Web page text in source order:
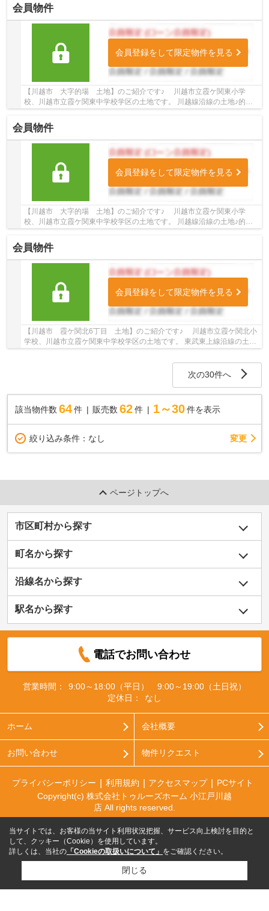
会員物件
会員登録をして限定物件を見る
【川越市 大字的場 土地】のご紹介です♪ 川越市立霞ケ関東小学
校、川越市立霞ケ関東中学校学区の土地です。 川越線沿線の土地♪的場
会員物件
会員登録をして限定物件を見る
【川越市 大字的場 土地】のご紹介です♪ 川越市立霞ケ関東小学
校、川越市立霞ケ関東中学校学区の土地です。 川越線沿線の土地♪的場
駅徒歩11分の土地です。 お気軽にトゥルーズホー...
会員物件
会員登録をして限定物件を見る
【川越市 霞ケ関北6丁目 土地】のご紹介です♪ 川越市立霞ケ関北小
学校、川越市立霞ケ関東中学校学区の土地です。 東武東上線沿線の土地
♪霞ケ関駅徒歩19分の土地です。 お気軽にト...
次の30件へ
該当物件数 64件 販売数 62 件 1～30 件を表示
絞り込み条件： なし 変更
ページトップへ
市区町村から探す
町名から探す
沿線名から探す
駅名から探す
電話でお問い合わせ
営業時間：
9:00～18:00（平日） 9:00～19:00（土日祝）
定休日：
なし
ホーム 会社概要
お問い合わせ 物件リクエスト
プライバシーポリシー 利用規約 アクセスマップ
PCサイト
Copyright(c) 株式会社トゥルーズホーム 小江戸川越
店 All rights reserved.
当サイトでは、お客様の当サイト利用状況把握、サービス向上検討を目的と
して、クッキー（Cookie）を使用しています。
詳しくは、当社の 「Cookieの取扱いについて」 をご確認ください。
閉じる